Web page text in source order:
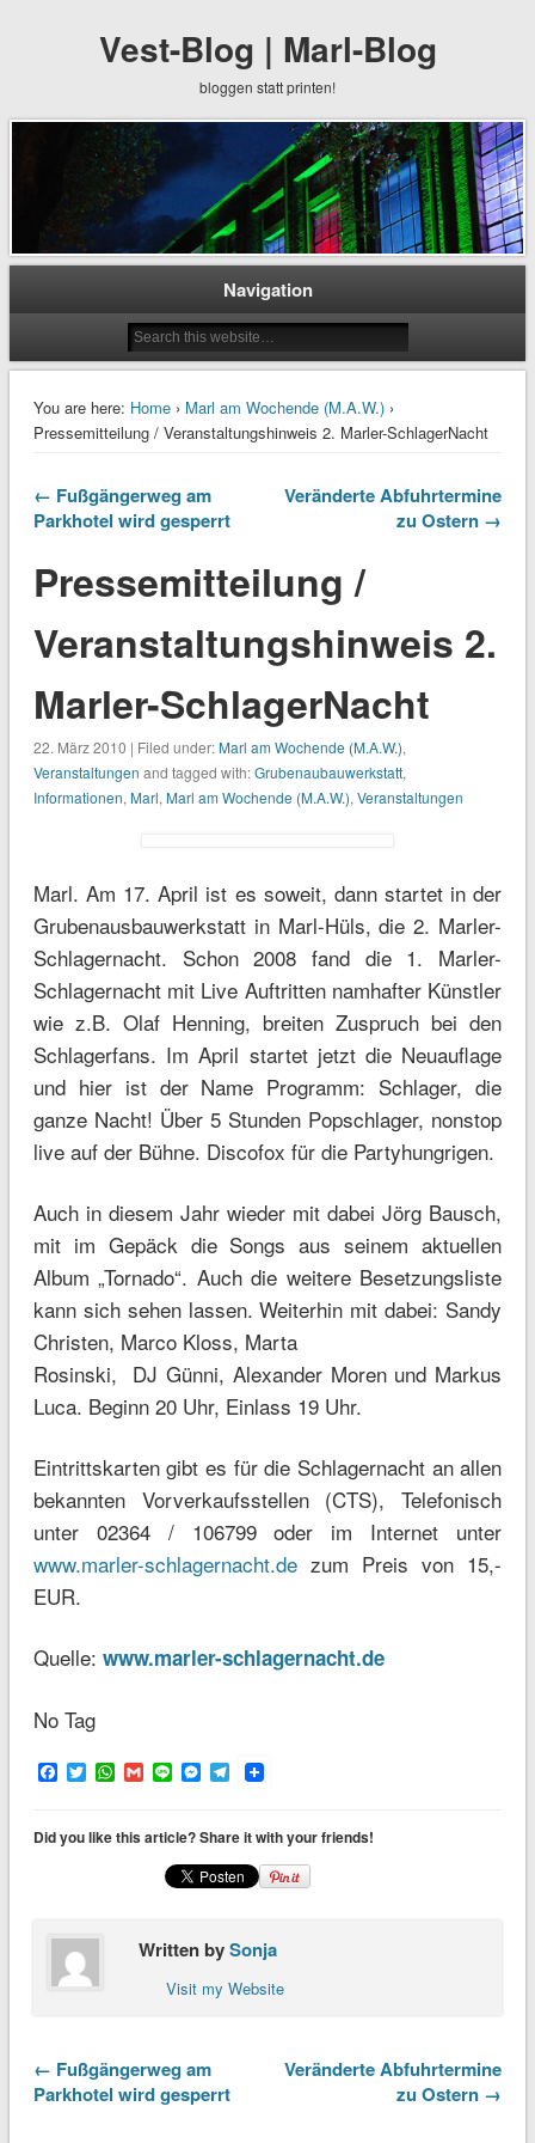
Vest-Blog | Marl-Blog
bloggen statt printen!
Navigation
You are here: Home› Marl am Wochende (M.A.W.)›
Pressemitteilung / Veranstaltungshinweis 2. Marler-SchlagerNacht
← Fußgängerweg am
Parkhotel wird gesperrt
Veränderte Abfuhrtermine
zu Ostern →
Pressemitteilung /
Veranstaltungshinweis 2.
Marler-SchlagerNacht
22. März 2010 | Filed under:Marl am Wochende (M.A.W.),
Veranstaltungen and tagged with:Grubenaubauwerkstatt,
Informationen, Marl, Marl am Wochende (M.A.W.), Veranstaltungen
Marl. Am 17. April ist es soweit, dann startet in der
Grubenausbauwerkstatt in Marl-Hüls, die 2. Marler-
Schlagernacht. Schon 2008 fand die 1. Marler-
Schlagernacht mit Live Auftritten namhafter Künstler
wie z.B. Olaf Henning, breiten Zuspruch bei den
Schlagerfans. Im April startet jetzt die Neuauflage
und hier ist der Name Programm: Schlager, die
ganze Nacht! Über 5 Stunden Popschlager, nonstop
live auf der Bühne. Discofox für die Partyhungrigen.
Auch in diesem Jahr wieder mit dabei Jörg Bausch,
mit im Gepäck die Songs aus seinem aktuellen
Album „Tornado“. Auch die weitere Besetzungsliste
kann sich sehen lassen. Weiterhin mit dabei: Sandy
Christen, Marco Kloss, Marta
Rosinski, DJ Günni, Alexander Moren und Markus
Luca. Beginn 20 Uhr, Einlass 19 Uhr.
Eintrittskarten gibt es für die Schlagernacht an allen
bekannten Vorverkaufsstellen (CTS), Telefonisch
unter 02364 / 106799 oder im Internet unter
www.marler-schlagernacht.dezum Preis von 15,-
EUR.
Quelle: www.marler-schlagernacht.de
No Tag
Facebook
TwitterWhatsApp
Gmail
LineMessenger
Telegram
Did you like this article? Share it with your friends!
Written bySonja
Visit my Website
← Fußgängerweg am
Parkhotel wird gesperrt
Veränderte Abfuhrtermine
zu Ostern →